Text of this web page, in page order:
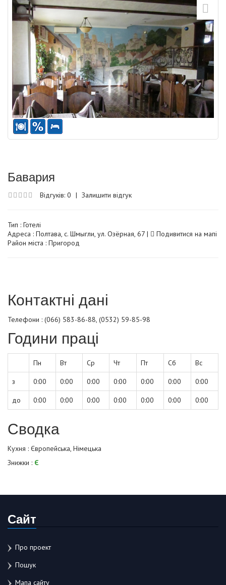
Бавария
Відгуків: 0 | Залишити відгук
Тип : Готелі
Адреса : Полтава, с. Шмыгли, ул. Озёрная, 67 |
Подивитися на мапі
Район міста : Пригород
Контактні дані
Телефони : (066) 583-86-88, (0532) 59-85-98
Години праці
Пн Вт Ср Чт Пт Сб Вс
з 0:00 0:00 0:00 0:00 0:00 0:00 0:00
до 0:00 0:00 0:00 0:00 0:00 0:00 0:00
Сводка
Кухня : Європейська, Німецька
Знижки : Є
Сайт
Про проект
Пошук
Мапа сайту